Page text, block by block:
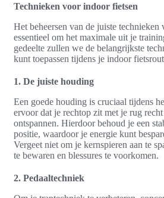
Technieken voor indoor fietsen
Het beheersen van de juiste
essentieel om het maximale uit je
gedeelte zullen we de belangrijkste
kunt toepassen tijdens je indoor
1. De juiste houding
Een goede houding is cruciaal tijdens
ervoor dat je rechtop zit met je rug
ontspannen. Hierdoor behoud je een
positie, waardoor je energie kunt
Vergeet niet om je kernspieren aan te
te bewaren en blessures te voorkomen.
2. Pedaaltechniek